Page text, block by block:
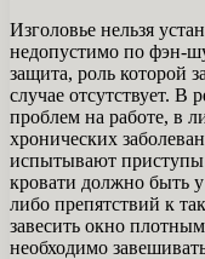
Изголовье нельзя
недопустимо по фэн-
защита, роль которой
случае отсутствует. В
проблем на работе, в
хронических
испытывают приступы
кровати должно быть
либо препятствий к
завесить окно
необходимо